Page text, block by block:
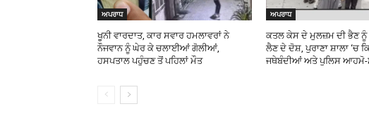
ਅਪਰਾਧ
ਖੂਨੀ ਵਾਰਦਾਤ, ਕਾਰ ਸਵਾਰ ਹਮਲਾਵਰਾਂ ਨੇ
ਨੌਜਵਾਨ ਨੂੰ ਘੇਰ ਕੇ ਚਲਾਈਆਂ ਗੋਲੀਆਂ,
ਹਸਪਤਾਲ ਪਹੁੰਚਣ ਤੋਂ ਪਹਿਲਾਂ ਮੌਤ
ਅਪਰਾਧ
ਕਤਲ ਕੇਸ ਦੇ ਮੁਲਜ਼ਮ ਦੀ ਭੈਣ ਨੂੰ
ਲੈਣ ਦੇ ਦੋਸ਼, ਪੁਰਾਣਾ ਸ਼ਾਲਾ ‘ਚ
ਜਥੇਬੰਦੀਆਂ ਅਤੇ ਪੁਲਿਸ ਆਹਮੋ-